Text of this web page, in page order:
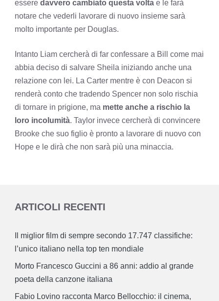
essere davvero cambiato questa volta e le farà
notare che vederli lavorare di nuovo insieme sarà
molto importante per Douglas.
Intanto Liam cercherà di far confessare a Bill come mai
abbia deciso di salvare Sheila iniziando anche una
relazione con lei. La Carter mentre è con Deacon si
renderà conto che tradendo Spencer non solo rischia
di tornare in prigione, ma mette anche a rischio la
loro incolumità. Taylor invece cercherà di convincere
Brooke che suo figlio è pronto a lavorare di nuovo con
Hope e le dirà che non sarà più una minaccia.
ARTICOLI RECENTI
Il miglior film di sempre secondo 17.747 classifiche:
l’unico italiano nella top ten mondiale
Morto Francesco Guccini a 86 anni: addio al grande
poeta della canzone italiana
Fabio Lovino racconta Marco Bellocchio: il cinema,